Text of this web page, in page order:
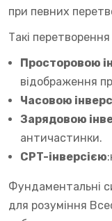
при певних
Такі
Просторовою
відображення
Часовою
Зарядовою
античастинки.
CPT-інверсією
Фундаментальні
для розуміння